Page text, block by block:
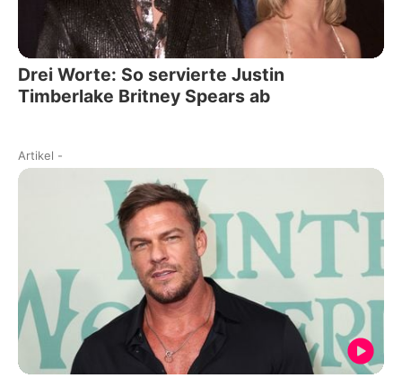
Drei Worte: So servierte Justin
Timberlake Britney Spears ab
Artikel -